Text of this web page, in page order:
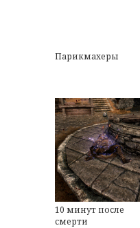
Парикмахеры
10 минут после
смерти